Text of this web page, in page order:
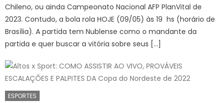
Chileno, ou ainda Campeonato Nacional AFP PlanVital de
2023. Contudo, a bola rola HOJE (09/05) às 19 hs (horário de
Brasília). A partida tem Nublense como o mandante da
partida e quer buscar a vitória sobre seus […]
ESPORTES